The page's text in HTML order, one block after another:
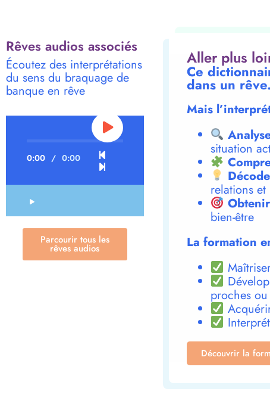
Rêves audios associés
Écoutez des interprétations
du sens du braquage de
banque en rêve
0:00 / 0:00
Parcourir tous les
rêves audios
Aller plus
Ce
dans un rêve.
Mais
situation
relations
bien-être
La formation
proches
Découvrir la